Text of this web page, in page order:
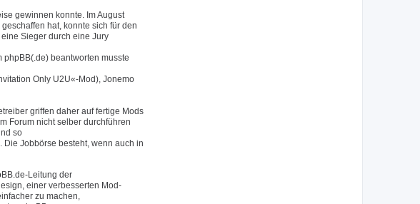
gewinnen konnte. Im August
hat, konnte sich für den
Sieger durch eine Jury
beantworten musste
Only U2U«-Mod), Jonemo
griffen daher auf fertige Mods
Forum nicht selber durchführen
so
Die Jobbörse besteht, wenn auch in
Leitung der
einer verbesserten Mod-
zu machen,